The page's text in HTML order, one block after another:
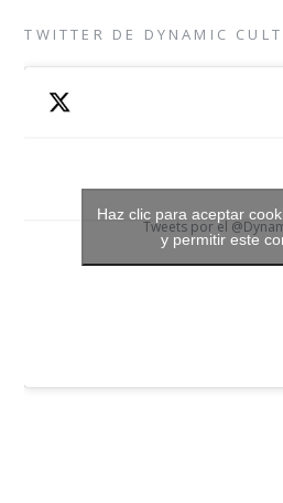
TWITTER DE DYNAMIC
Tweets por el
Haz clic para aceptar
y permitir este